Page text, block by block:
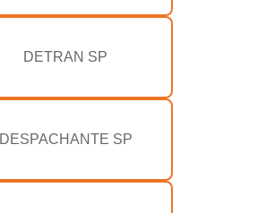
DETRAN SP
DESPACHANTE SP